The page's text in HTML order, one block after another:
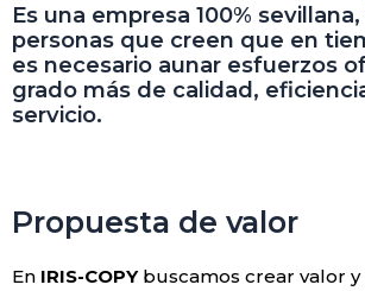
Es una empresa 100%
personas que creen que en
es necesario aunar esfuerzos
grado más de calidad,
servicio.
Propuesta de valor
En IRIS-COPYbuscamos crear valor y